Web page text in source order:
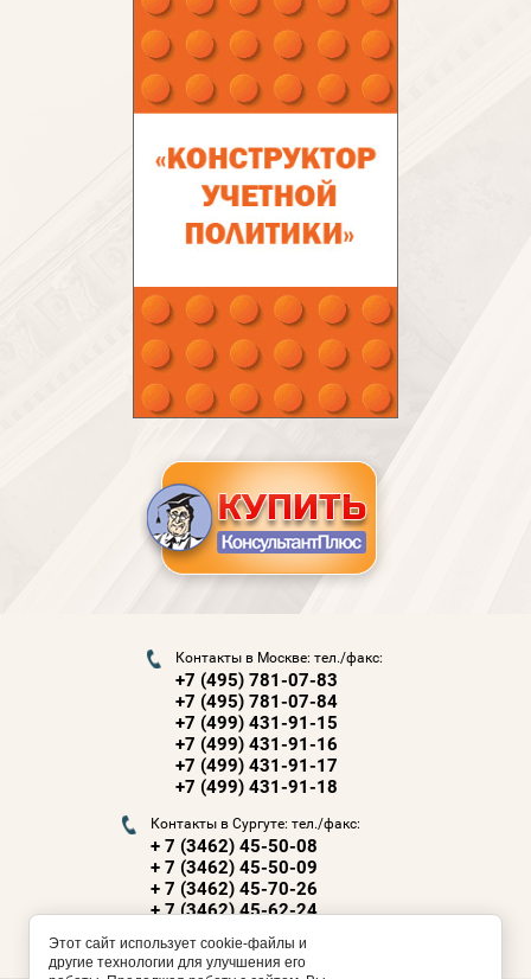
Контакты в Москве: тел./факс:
+7 (495) 781-07-83
+7 (495) 781-07-84
+7 (499) 431-91-15
+7 (499) 431-91-16
+7 (499) 431-91-17
+7 (499) 431-91-18
Контакты в Сургуте: тел./факс:
+ 7 (3462) 45-50-08
+ 7 (3462) 45-50-09
+ 7 (3462) 45-70-26
+ 7 (3462) 45-62-24
+ 7 (3462) 45-70-98
Этот сайт использует cookie-файлы и
другие технологии для улучшения его